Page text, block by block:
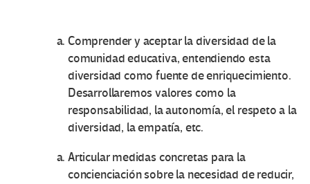
Comprender y aceptar la diversidad de la
comunidad educativa, entendiendo esta
diversidad como fuente de enriquecimiento.
Desarrollaremos valores como la
responsabilidad, la autonomía, el respeto a la
diversidad, la empatía, etc.
Articular medidas concretas para la
concienciación sobre la necesidad de reducir,